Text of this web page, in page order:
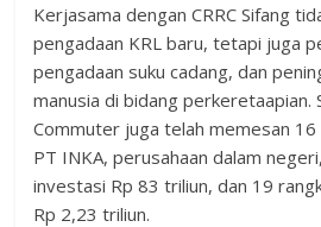
Kerjasama dengan CRRC Sifang
pengadaan KRL baru, tetapi juga
pengadaan suku cadang, dan
manusia di bidang perkeretaapian.
Commuter juga telah memesan 16
PT INKA, perusahaan dalam
investasi Rp 83 triliun, dan 19
Rp 2,23 triliun.